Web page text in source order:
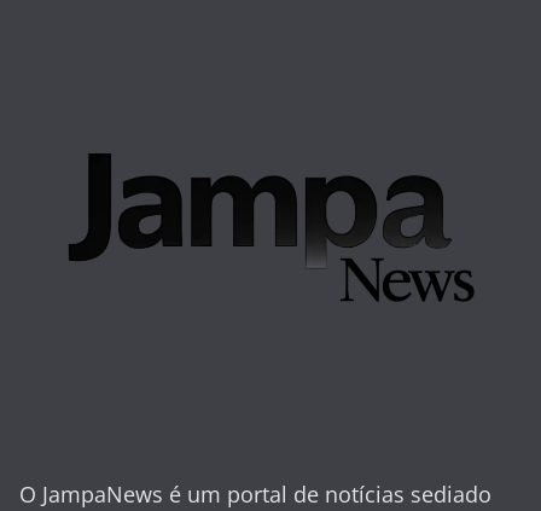
O JampaNews é um portal de notícias sediado